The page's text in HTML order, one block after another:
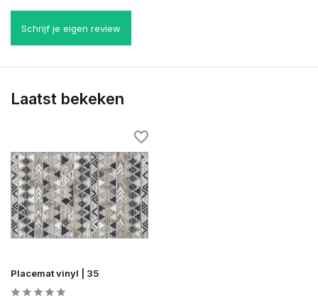
Schrijf je eigen review
Laatst bekeken
Placemat vinyl | 35